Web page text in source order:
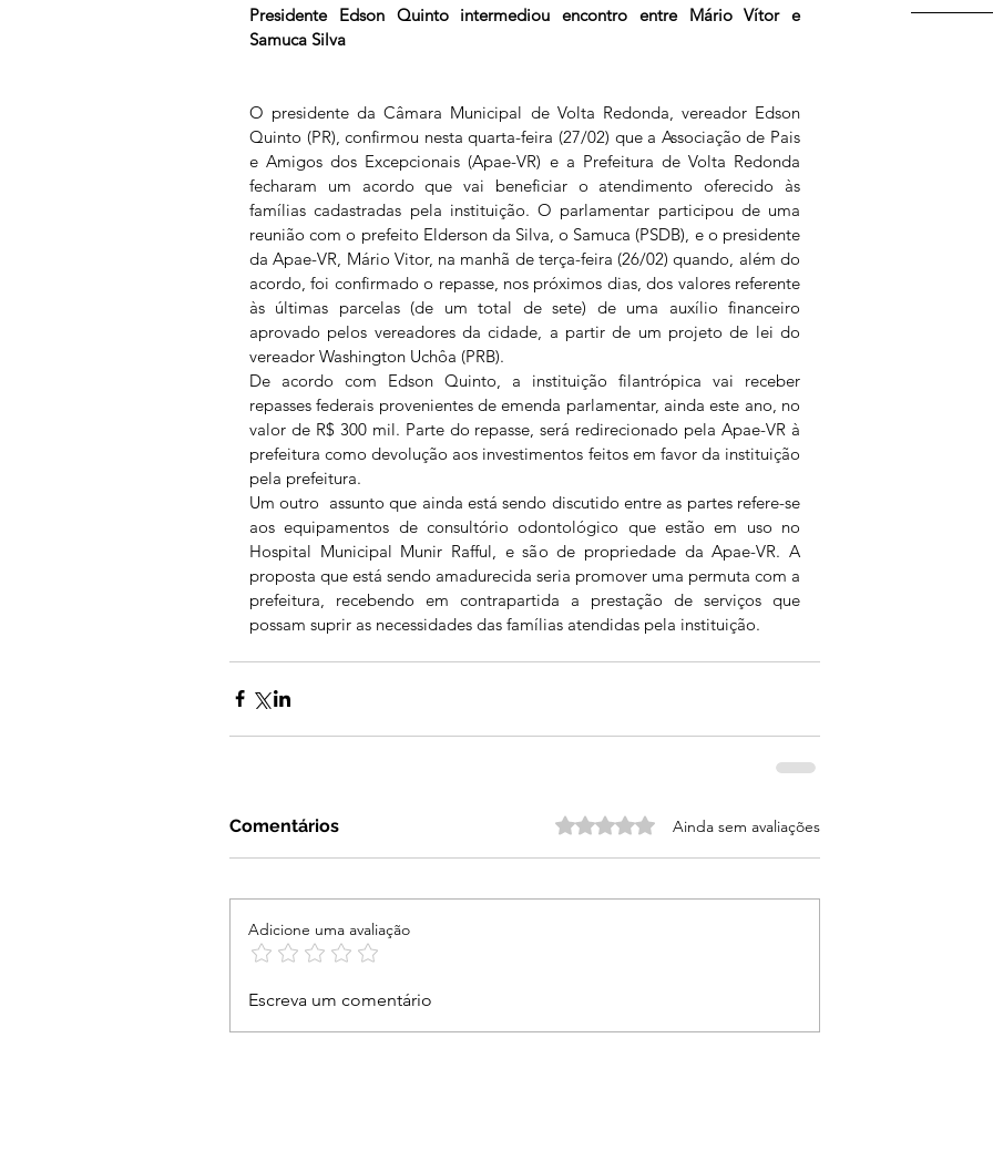
Presidente Edson Quinto intermediou encontro entre Mário Vítor e
Samuca Silva
O presidente da Câmara Municipal de Volta Redonda, vereador Edson
Quinto (PR), confirmou nesta quarta-feira (27/02) que a Associação de Pais
e Amigos dos Excepcionais (Apae-VR) e a Prefeitura de Volta Redonda
fecharam um acordo que vai beneficiar o atendimento oferecido às
famílias cadastradas pela instituição. O parlamentar participou de uma
reunião com o prefeito Elderson da Silva, o Samuca (PSDB), e o presidente
da Apae-VR, Mário Vitor, na manhã de terça-feira (26/02) quando, além do
acordo, foi confirmado o repasse, nos próximos dias, dos valores referente
às últimas parcelas (de um total de sete) de uma auxílio financeiro
aprovado pelos vereadores da cidade, a partir de um projeto de lei do
vereador Washington Uchôa (PRB).
De acordo com Edson Quinto, a instituição filantrópica vai receber
repasses federais provenientes de emenda parlamentar, ainda este ano, no
valor de R$ 300 mil. Parte do repasse, será redirecionado pela Apae-VR à
prefeitura como devolução aos investimentos feitos em favor da instituição
pela prefeitura.
Um outro  assunto que ainda está sendo discutido entre as partes refere-se
aos equipamentos de consultório odontológico que estão em uso no
Hospital Municipal Munir Rafful, e são de propriedade da Apae-VR. A
proposta que está sendo amadurecida seria promover uma permuta com a
prefeitura, recebendo em contrapartida a prestação de serviços que
possam suprir as necessidades das famílias atendidas pela instituição.
Comentários Avaliado com 0 de 5 estrelas.
Ainda sem avaliações
Adicione uma avaliação
Escreva um comentário